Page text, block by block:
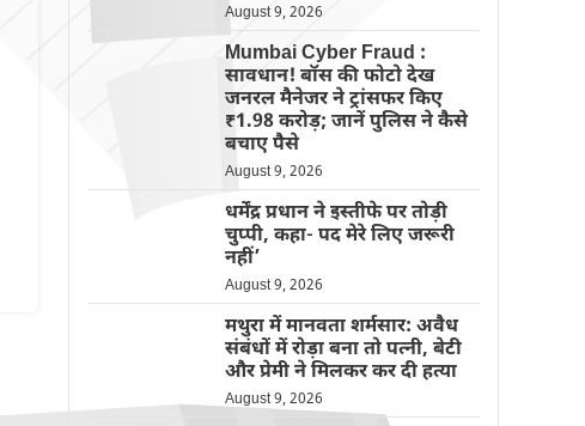
August 9, 2026
Mumbai Cyber Fraud :
सावधान! बॉस की फोटो देख
जनरल मैनेजर ने ट्रांसफर किए
₹1.98 करोड़; जानें पुलिस ने कैसे
बचाए पैसे
August 9, 2026
धर्मेंद्र प्रधान ने इस्तीफे पर तोड़ी
चुप्पी, कहा- पद मेरे लिए जरूरी
नहीं’
August 9, 2026
मथुरा में मानवता शर्मसार: अवैध
संबंधों में रोड़ा बना तो पत्नी, बेटी
और प्रेमी ने मिलकर कर दी हत्या
August 9, 2026